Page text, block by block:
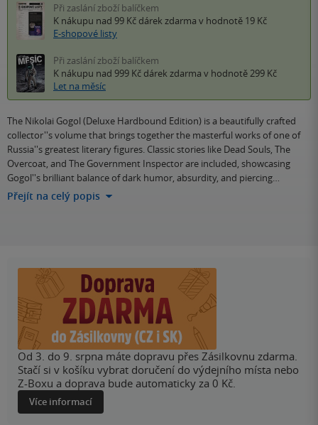
Při zaslání zboží balíčkem
K nákupu nad 99 Kč dárek zdarma v hodnotě 19 Kč
E-shopové listy
Při zaslání zboží balíčkem
K nákupu nad 999 Kč dárek zdarma v hodnotě 299 Kč
Let na měsíc
The Nikolai Gogol (Deluxe Hardbound Edition) is a beautifully crafted
collector''s volume that brings together the masterful works of one of
Russia''s greatest literary figures. Classic stories like Dead Souls, The
Overcoat, and The Government Inspector are included, showcasing
Gogol''s brilliant balance of dark humor, absurdity, and piercing…
Přejít na celý popis
Od 3. do 9. srpna máte dopravu přes Zásilkovnu zdarma.
Stačí si v košíku vybrat doručení do výdejního místa nebo
Z-Boxu a doprava bude automaticky za 0 Kč.
Více informací